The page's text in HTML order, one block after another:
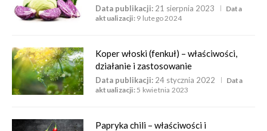
Data publikacji: 21 sierpnia 2023
Data
aktualizacji: 9 lutego 2024
Koper włoski (fenkuł) – właściwości,
działanie i zastosowanie
Data publikacji: 24 stycznia 2022
Data
aktualizacji: 5 kwietnia 2023
Papryka chili – właściwości i